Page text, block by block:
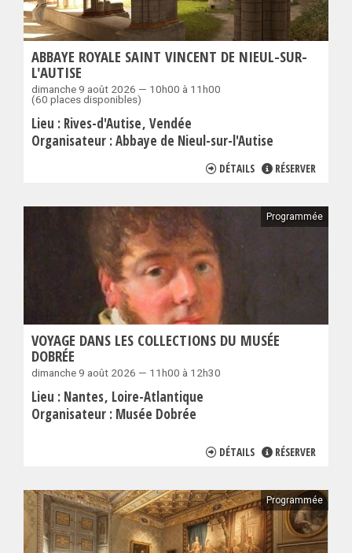
ABBAYE ROYALE SAINT VINCENT DE NIEUL-SUR-
L'AUTISE
dimanche 9 août 2026 — 10h00 à 11h00
(60 places disponibles)
Lieu : Rives-d'Autise Vendée
Organisateur :Abbaye de Nieul-sur-l'Autise
DÉTAILS RÉSERVER
Programmée
VOYAGE DANS LES COLLECTIONS DU MUSÉE
DOBRÉE
dimanche 9 août 2026 — 11h00 à 12h30
Lieu : Nantes Loire-Atlantique
Organisateur : Musée Dobrée
DÉTAILS RÉSERVER
Programmée